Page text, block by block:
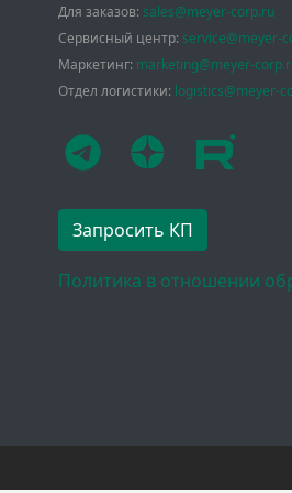
Для заказов: sales@meyer-corp.ru
Сервисный центр: service@meyer-
Маркетинг: marketing@meyer-
Отдел логистики: logistics@meyer-
Запросить КП
Политика в отношении